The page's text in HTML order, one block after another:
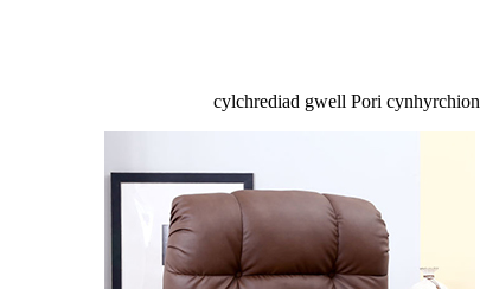
cylchrediad gwell Pori cynhyrchion